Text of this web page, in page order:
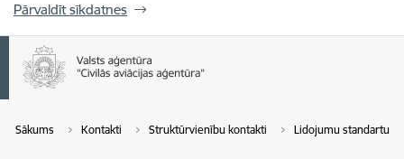
Pārvaldīt sīkdatnes
Sākums Kontakti Struktūrvienību kontakti Lidojumu standartu